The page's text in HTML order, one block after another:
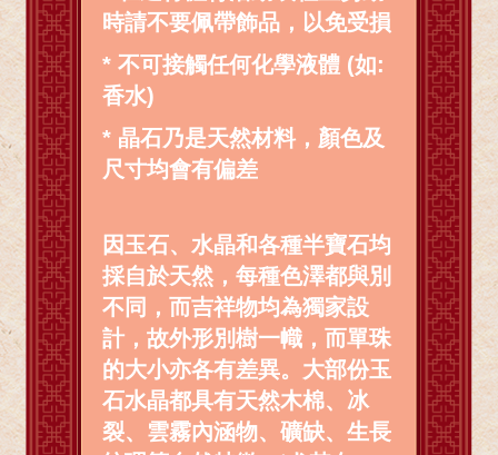
時請不要佩帶飾品，以免受損
* 不可接觸任何化學液體 (如:
香水)
* 晶石乃是天然材料，顏色及
尺寸均會有偏差
因玉石、水晶和各種半寶石均
採自於天然，每種色澤都與別
不同，而吉祥物均為獨家設
計，故外形別樹一幟，而單珠
的大小亦各有差異。大部份玉
石水晶都具有天然木棉、冰
裂、雲霧內涵物、礦缺、生長